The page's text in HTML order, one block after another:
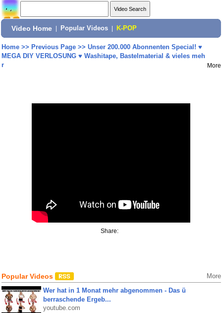
Video Home Popular Videos K-POP
Home>> Previous Page>> Unser 200.000 Abonnenten Special! ♥
MEGA DIY VERLOSUNG ♥ Washitape, Bastelmaterial & vieles meh
r
More
Share:
Popular Videos More
Wer hat in 1 Monat mehr abgenommen - Das ü
berraschende Ergeb...
youtube.com